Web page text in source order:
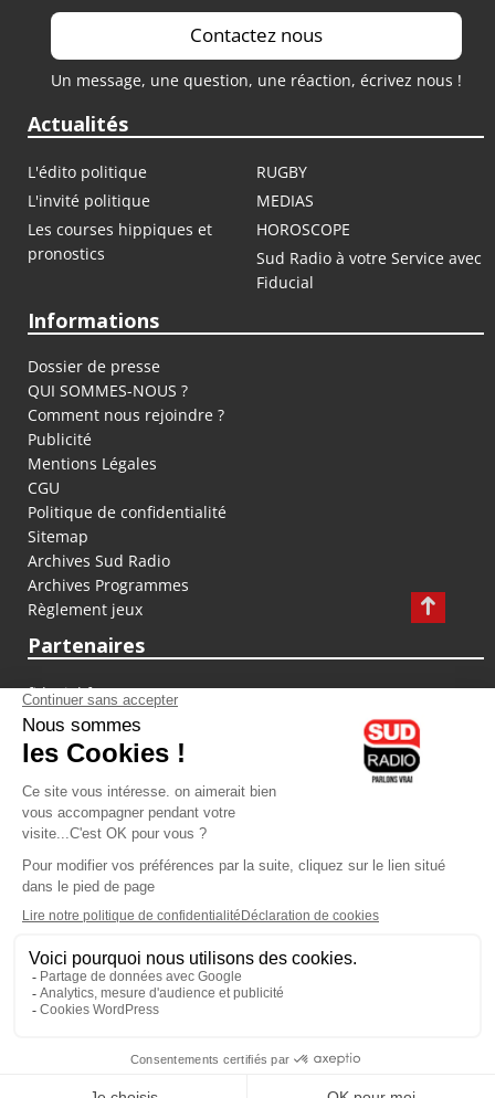
Contactez nous
Un message, une question, une réaction, écrivez nous !
Actualités
L'édito politique
RUGBY
L'invité politique
MEDIAS
Les courses hippiques et
pronostics
HOROSCOPE
Sud Radio à votre Service avec
Fiducial
Informations
Dossier de presse
QUI SOMMES-NOUS ?
Comment nous rejoindre ?
Publicité
Mentions Légales
CGU
Politique de confidentialité
Sitemap
Archives Sud Radio
Archives Programmes
Règlement jeux
Partenaires
fiducial.fr
lyoncapitale.fr
olympique-et-lyonnais.com
L'application Iphone / Android
Téléchargez l'application
Les cookies
Gestion des cookies
Crédit photos : ©Sud Radio / Pierre Olivier
Jon Rakotozafy
Jacques Cardoze